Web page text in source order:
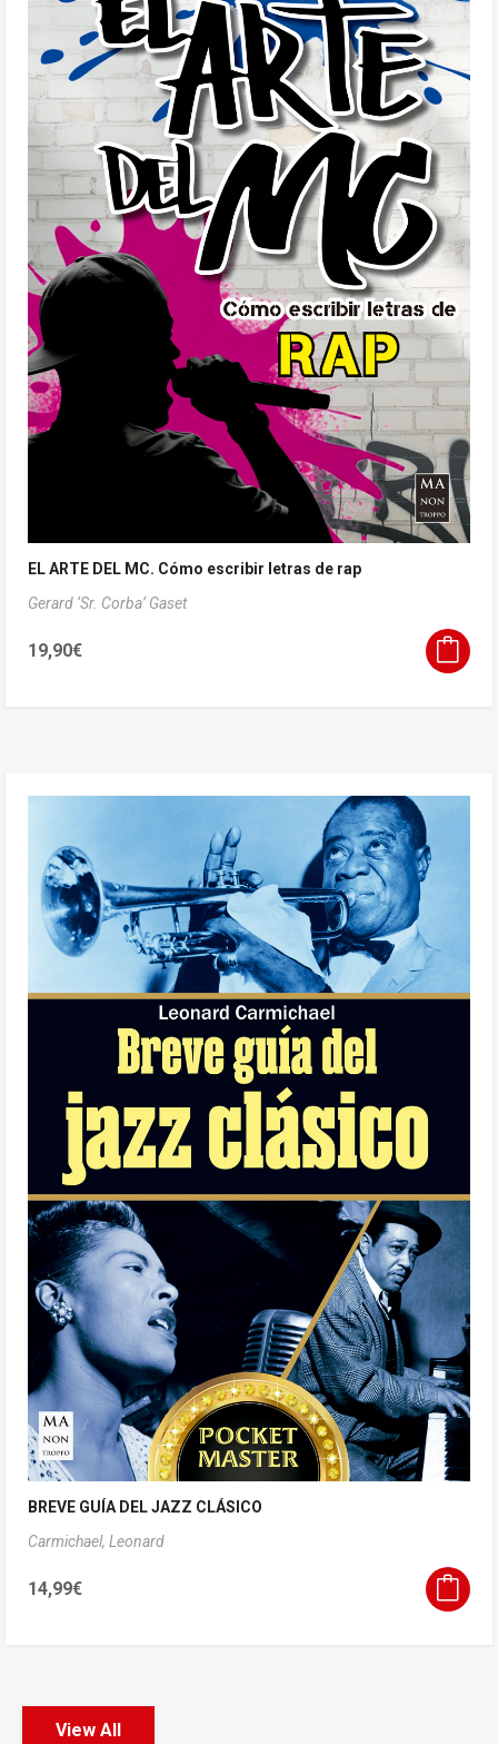
EL ARTE DEL MC. Cómo escribir letras de rap
Gerard ‘Sr. Corba’ Gaset
19,90€
BREVE GUÍA DEL JAZZ CLÁSICO
Carmichael, Leonard
14,99€
View All